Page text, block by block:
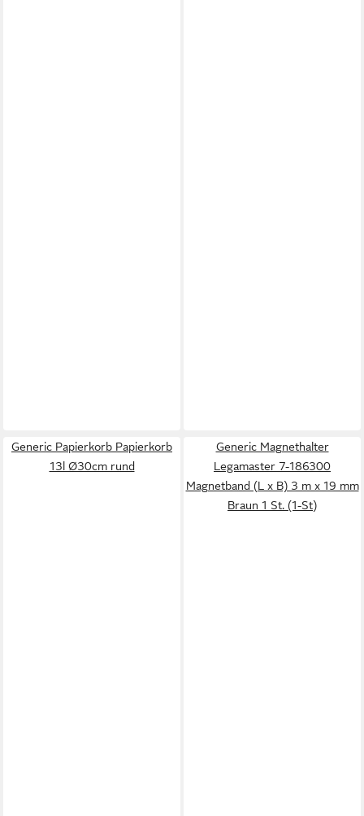
Generic Papierkorb Papierkorb
13l Ø30cm rund
Generic Magnethalter
Legamaster 7-186300
Magnetband (L x B) 3 m x 19 mm
Braun 1 St. (1-St)